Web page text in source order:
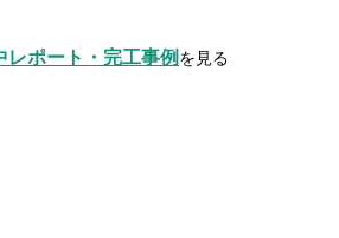
レポート・完工事例 を見る